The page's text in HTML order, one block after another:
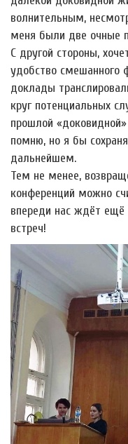
волнительным,
меня были две очные
С другой стороны,
удобство смешанного
доклады
круг потенциальных
прошлой
помню, но я бы
дальнейшем.
Тем не менее,
конференций можно
впереди нас ждёт
встреч!